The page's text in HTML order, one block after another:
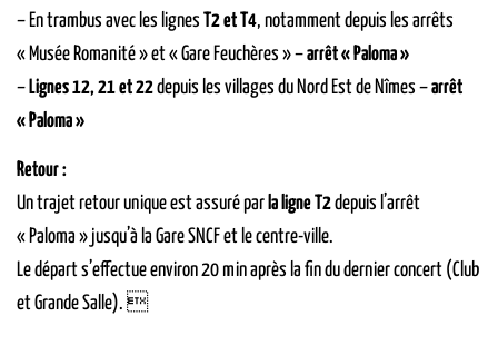
– En trambus avec les lignes
T2 et T4, notamment depuis les arrêts
« Musée Romanité » et « Gare Feuchères » –arrêt « Paloma »
– Lignes 12, 21 et 22depuis les villages du Nord Est de Nîmes –arrêt
« Paloma »
Retour :
Un trajet retour unique est assuré par la ligne T2depuis l’arrêt
« Paloma » jusqu’à la Gare SNCF et le centre-ville.
Le départ s’effectue environ 20 min après la fin du dernier concert (Club
et Grande Salle). 